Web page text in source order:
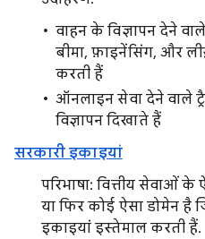
वाहन के विज्ञापन देने
बीमा, फ़ाइनेंसिंग, और
करती हैं
ऑनलाइन सेवा देने वाले
विज्ञापन दिखाते हैं
सरकारी इकाइयां
परिभाषा: वित्तीय सेवाओं
या फिर कोई ऐसा डोमेन
इकाइयां इस्तेमाल करती हैं.